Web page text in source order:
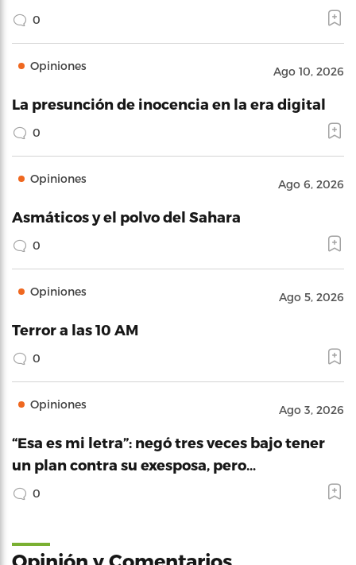
0
Opiniones Ago 10, 2026
La presunción de inocencia en la era digital
0
Opiniones Ago 6, 2026
Asmáticos y el polvo del Sahara
0
Opiniones Ago 5, 2026
Terror a las 10 AM
0
Opiniones Ago 3, 2026
“Esa es mi letra”: negó tres veces bajo tener
un plan contra su exesposa, pero…
0